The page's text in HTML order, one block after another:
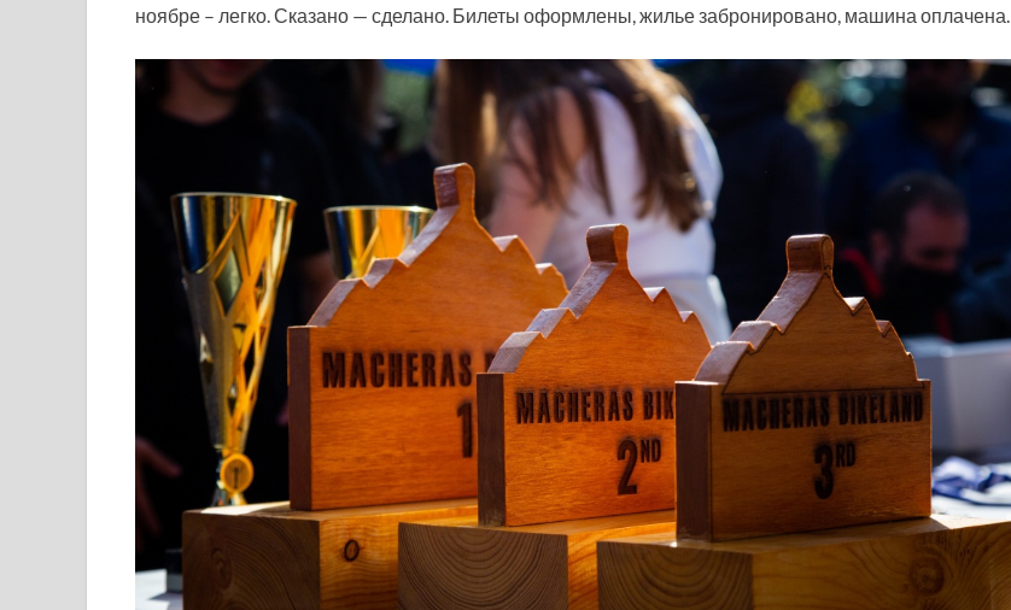
ноябре – легко. Сказано — сделано. Билеты оформлены, жилье забронировано, машина оплачена.